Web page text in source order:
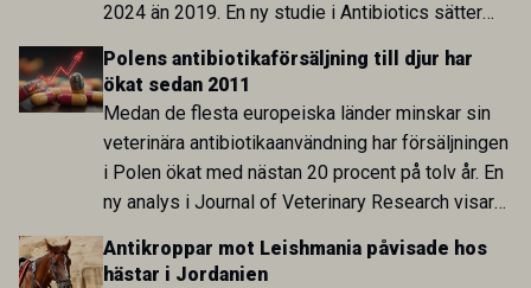
2024 än 2019. En ny studie i Antibiotics sätter
utvecklingen inom de båda sektorerna sida vid
sida och pekar på en obalans i EU:s One Health-
arbete.
Polens antibiotikaförsäljning till djur har
ökat sedan 2011
Medan de flesta europeiska länder minskar sin
veterinära antibiotikaanvändning har försäljningen
i Polen ökat med nästan 20 procent på tolv år. En
ny analys i Journal of Veterinary Research visar
att skillnaden mot lågförbrukarländer som
Sverige är fortsatt stor.
Antikroppar mot Leishmania påvisade hos
hästar i Jordanien